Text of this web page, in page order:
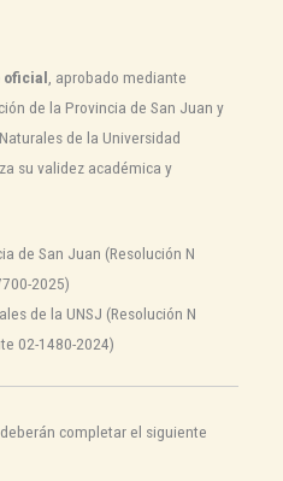
oficial , aprobado mediante
de la Provincia de San Juan y
de la Universidad
su validez académica y
de San Juan (Resolución N
2025)
de la UNSJ (Resolución N
02-1480-2024)
completar el siguiente